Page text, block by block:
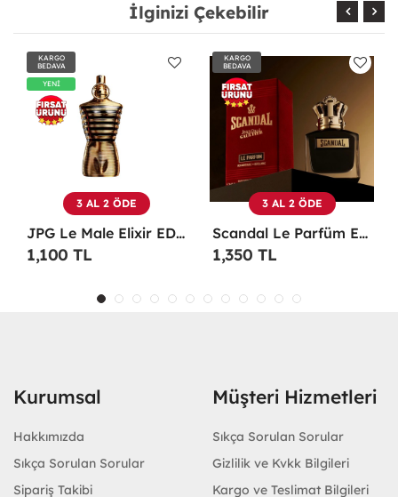
İlginizi Çekebilir
KARGO
BEDAVA
3 AL 2 ÖDE
Scandal Le Parfüm EDP 100 ML Erkek Parfüm -
1,350 TL
KARGO
BEDAVA
3 AL 2 ÖDE
Christian Dior Sauvage EDP 100 ML Erkek Parfüm - CDDS
1,100 TL
Kurumsal
Hakkımızda
Sıkça Sorulan Sorular
Sipariş Takibi
Müşteri Hizmetleri
Sıkça Sorulan Sorular
Gizlilik ve Kvkk Bilgileri
Kargo ve Teslimat Bilgileri